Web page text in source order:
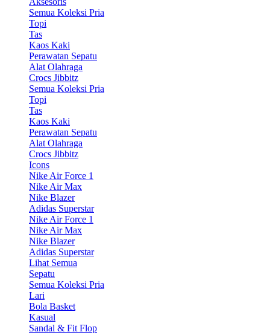
Semua Koleksi Pria
Topi
Tas
Kaos Kaki
Perawatan Sepatu
Alat Olahraga
Crocs Jibbitz
Semua Koleksi Pria
Topi
Tas
Kaos Kaki
Perawatan Sepatu
Alat Olahraga
Crocs Jibbitz
Icons
Nike Air Force 1
Nike Air Max
Nike Blazer
Adidas Superstar
Nike Air Force 1
Nike Air Max
Nike Blazer
Adidas Superstar
Lihat Semua
Sepatu
Semua Koleksi Pria
Lari
Bola Basket
Kasual
Sandal & Fit Flop